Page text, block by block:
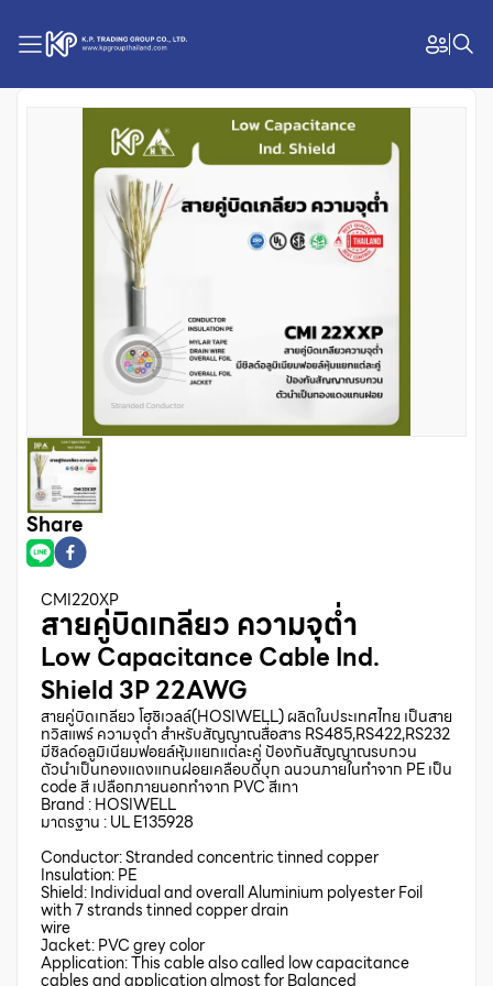
Share
CMI220XP
สายคู่บิดเกลียว ความจุต่ำ
Low Capacitance Cable Ind.
Shield 3P 22AWG
สายคู่บิดเกลียว โฮซิเวลล์(HOSIWELL) ผลิตในประเทศไทย เป็นสาย
ทวิสแพร์ ความจุต่ำ สำหรับสัญญาณสื่อสาร RS485,RS422,RS232
มีชิลด์อลูมิเนียมฟอยล์หุ้มแยกแต่ละคู่ ป้องกันสัญญาณรบกวน
ตัวนำเป็นทองแดงแกนฝอยเคลือบดีบุก ฉนวนภายในทำจาก PE เป็น
code สี เปลือกภายนอกทำจาก PVC สีเทา
Brand : HOSIWELL
มาตรฐาน : UL E135928
Conductor: Stranded concentric tinned copper
Insulation: PE
Shield: Individual and overall Aluminium polyester Foil
with 7 strands tinned copper drain
wire
Jacket: PVC grey color
Application: This cable also called low capacitance
cables and application almost for Balanced